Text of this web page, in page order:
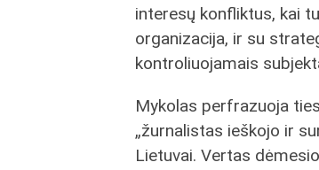
interesų konfliktus, kai
organizacija, ir su
kontroliuojamais
Mykolas perfrazuoja
„žurnalistas ieškojo ir
Lietuvai. Vertas